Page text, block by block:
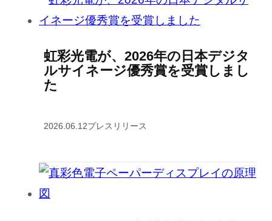
虹彩光電が、2026年の日本デジタ
ルサイネージ優秀賞を受賞しまし
た
2026.06.12プレスリリース